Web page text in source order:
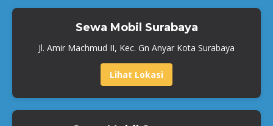
Sewa Mobil Surabaya
Jl. Amir Machmud II, Kec. Gn Anyar Kota Surabaya
Lihat Lokasi